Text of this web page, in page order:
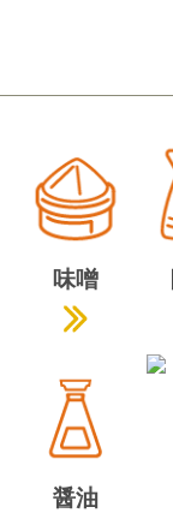
味噌
醤油